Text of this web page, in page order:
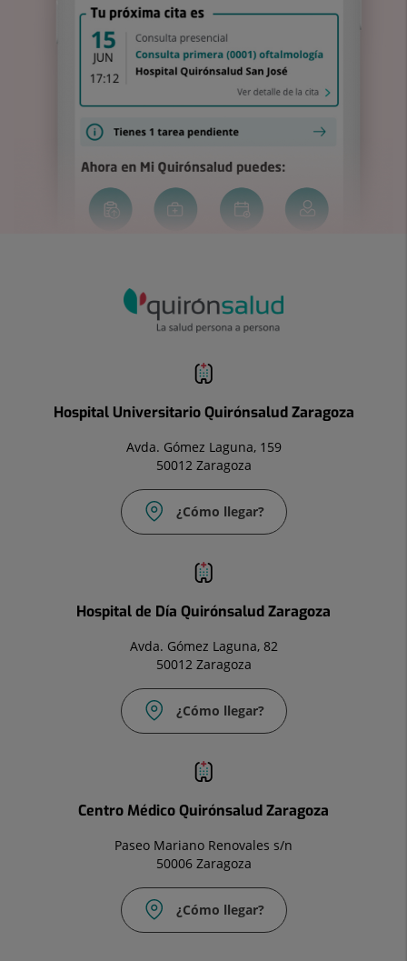
Hospital Universitario Quirónsalud Zaragoza
Avda. Gómez Laguna, 159
50012 Zaragoza
¿Cómo llegar?
Hospital de Día Quirónsalud Zaragoza
Avda. Gómez Laguna, 82
50012 Zaragoza
¿Cómo llegar?
Centro Médico Quirónsalud Zaragoza
Paseo Mariano Renovales s/n
50006 Zaragoza
¿Cómo llegar?